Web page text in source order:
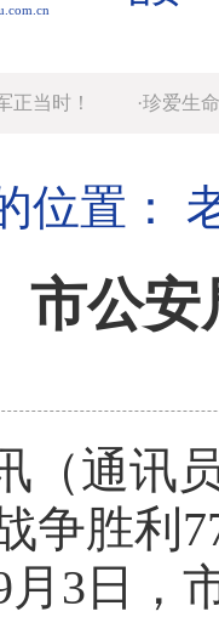
当时！ ·珍爱生命
位置：
市公安
（通讯
争胜利
月3日，